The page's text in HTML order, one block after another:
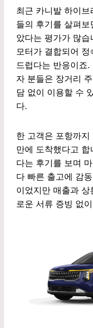
최근 카니발 하이
들의 후기를 살펴보
았다는 평가가 많
모터가 결합되어
드럽다는 반응이죠
자 분들은 장거리
담 없이 이용할 수
다.
한 고객은 포항까
만에 도착했다고
다는 후기를 보며
다 빠른 출고에 감
이었지만 매출과
로운 서류 증빙 없